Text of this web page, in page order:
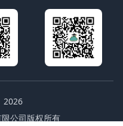
公司版权所有